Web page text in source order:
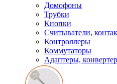
Домофоны
Трубки
Кнопки
Считыватели,
Контроллеры
Коммутаторы
Адаптеры,